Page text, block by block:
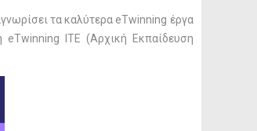
τα καλύτερα eTwinning έργα
eTwinning ITE (Αρχική Εκπαίδευση